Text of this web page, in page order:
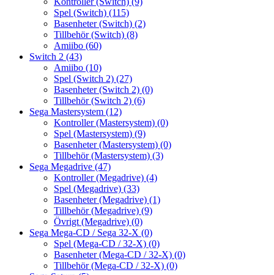
Spel (Switch) (115)
Basenheter (Switch) (2)
Tillbehör (Switch) (8)
Amiibo (60)
Switch 2 (43)
Amiibo (10)
Spel (Switch 2) (27)
Basenheter (Switch 2) (0)
Tillbehör (Switch 2) (6)
Sega Mastersystem (12)
Kontroller (Mastersystem) (0)
Spel (Mastersystem) (9)
Basenheter (Mastersystem) (0)
Tillbehör (Mastersystem) (3)
Sega Megadrive (47)
Kontroller (Megadrive) (4)
Spel (Megadrive) (33)
Basenheter (Megadrive) (1)
Tillbehör (Megadrive) (9)
Övrigt (Megadrive) (0)
Sega Mega-CD / Sega 32-X (0)
Spel (Mega-CD / 32-X) (0)
Basenheter (Mega-CD / 32-X) (0)
Tillbehör (Mega-CD / 32-X) (0)